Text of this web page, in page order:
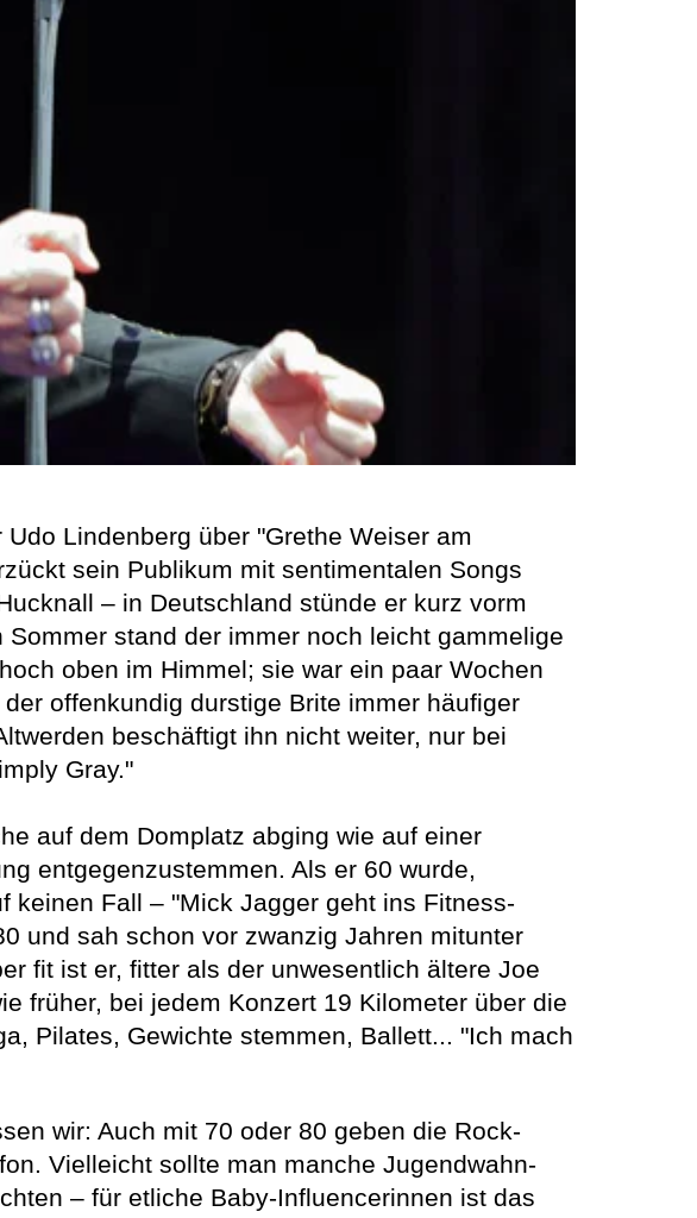
Lindenberg über "Grethe Weiser am
sein Publikum mit sentimentalen Songs
– in Deutschland stünde er kurz vorm
stand der immer noch leicht gammelige
oben im Himmel; sie war ein paar Wochen
offenkundig durstige Brite immer häufiger
beschäftigt ihn nicht weiter, nur bei
Gray."
auf dem Domplatz abging wie auf einer
entgegenzustemmen. Als er 60 wurde,
keinen Fall – "Mick Jagger geht ins Fitness-
und sah schon vor zwanzig Jahren mitunter
fit ist er, fitter als der unwesentlich ältere Joe
früher, bei jedem Konzert 19 Kilometer über die
Pilates, Gewichte stemmen, Ballett... "Ich mach
wir: Auch mit 70 oder 80 geben die Rock-
Vielleicht sollte man manche Jugendwahn-
– für etliche Baby-Influencerinnen ist das